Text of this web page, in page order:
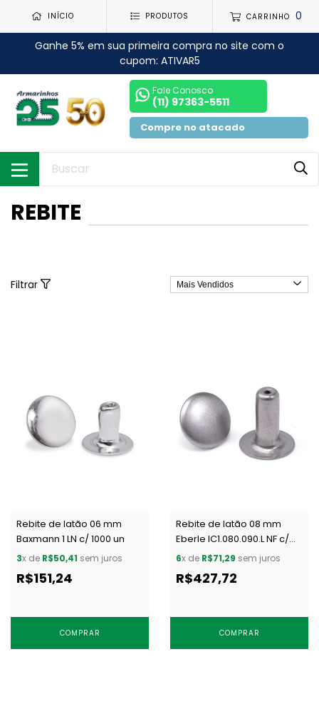
INÍCIO PRODUTOS CARRINHO 0
Ganhe 5% em sua primeira compra no site com o
cupom: ATIVAR5
Fale Conosco
(11) 97363-5511
Compre no atacado
REBITE
Filtrar
Rebite de latão 06 mm
Baxmann 1 LN c/ 1000 un
3x de R$50,41 sem juros
R$151,24
COMPRAR
Rebite de latão 08 mm
Eberle IC1.080.090.L NF c/
1000 un
6x de R$71,29 sem juros
R$427,72
COMPRAR